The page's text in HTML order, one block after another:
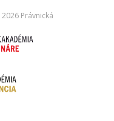
2026 Právnická